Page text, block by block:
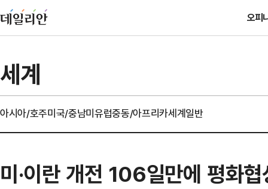
오피
세계
아시아/호주미국/중남미유럽중동/아프리카세계일반
미·이란 개전 106일만에 평화